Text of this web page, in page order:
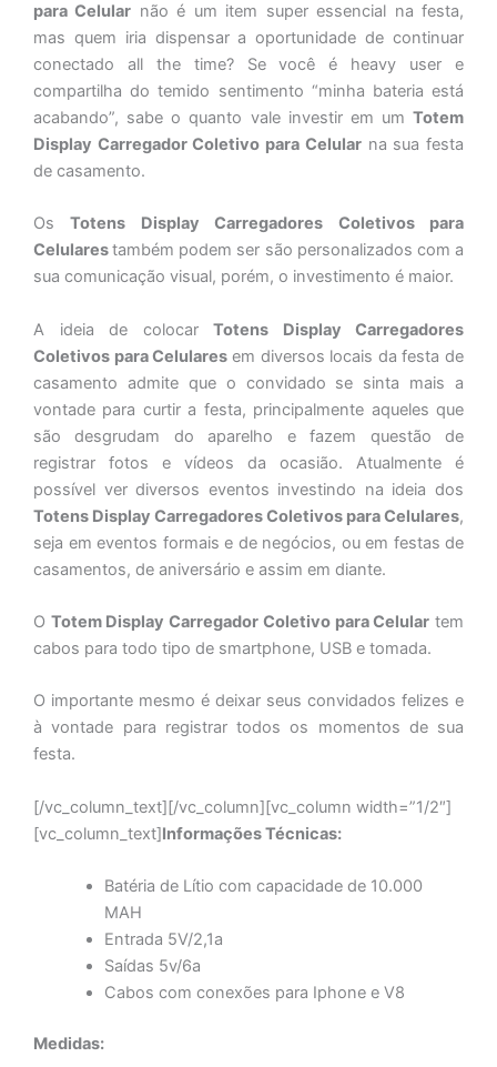
para Celular não é um item super essencial na festa,
mas quem iria dispensar a oportunidade de continuar
conectado all the time? Se você é heavy user e
compartilha do temido sentimento “minha bateria está
acabando”, sabe o quanto vale investir em um Totem
Display Carregador Coletivo para Celularna sua festa
de casamento.
OsTotens Display Carregadores Coletivos para
Celularestambém podem ser são personalizados com a
sua comunicação visual, porém, o investimento é maior.
A ideia de colocar Totens Display Carregadores
Coletivos para Celulares em diversos locais da festa de
casamento admite que o convidado se sinta mais a
vontade para curtir a festa, principalmente aqueles que
são desgrudam do aparelho e fazem questão de
registrar fotos e vídeos da ocasião. Atualmente é
possível ver diversos eventos investindo na ideia dos
Totens Display Carregadores Coletivos para Celulares,
seja em eventos formais e de negócios, ou em festas de
casamentos, de aniversário e assim em diante.
O Totem Display Carregador Coletivo para Celular tem
cabos para todo tipo de smartphone, USB e tomada.
O importante mesmo é deixar seus convidados felizes e
à vontade para registrar todos os momentos de sua
festa.
[/vc_column_text][/vc_column][vc_column width=”1/2″]
[vc_column_text]Informações Técnicas:
Batéria de Lítio com capacidade de 10.000
MAH
Entrada 5V/2,1a
Saídas 5v/6a
Cabos com conexões para Iphone e V8
Medidas: